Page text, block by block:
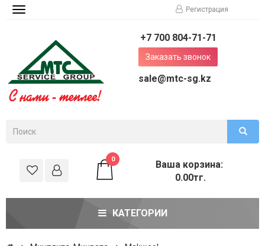
Toggle
Регистрация
+7 700 804-71-71
Заказать звонок
sale@mtc-sg.kz
0
Ваша корзина:
0.00тг.
КАТЕГОРИИ